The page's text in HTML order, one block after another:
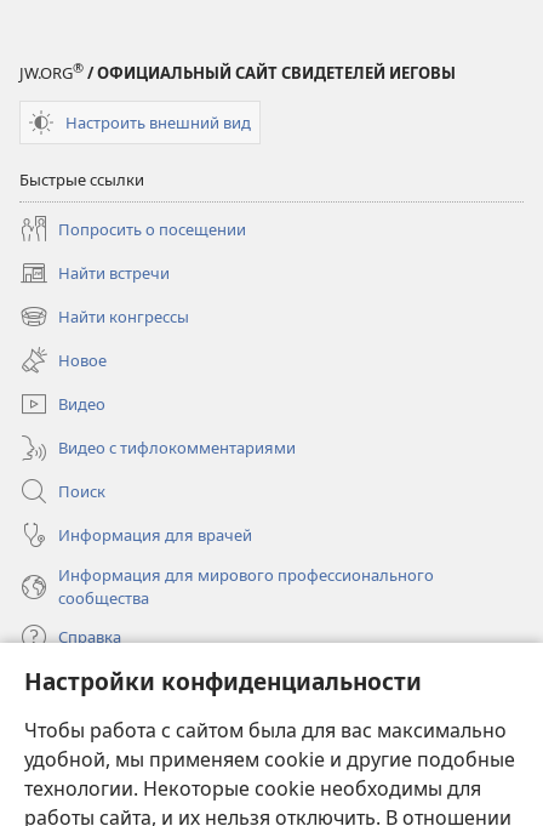
Настройки конфиденциальности
Чтобы работа с сайтом была для вас максимально
удобной, мы применяем cookie и другие подобные
технологии. Некоторые cookie необходимы для
работы сайта, и их нельзя отключить. В отношении
JW.ORG® / ОФИЦИАЛЬНЫЙ САЙТ СВИДЕТЕЛЕЙ ИЕГОВЫ
Настроить внешний вид
Быстрые ссылки
Попросить о посещении
Найти встречи
(открывается
в
новом
окне)
Найти конгрессы
(открывается
новом
окне)
Новое
Видео
Видео с тифлокомментариями
Поиск
Информация для врачей
Информация для мирового профессионального
сообщества
Справка
Пожертвования
в
новом
окне)
ОНЛАЙН-БИБЛИОТЕКА Сторожевой башни
(открывается
JW Hub®